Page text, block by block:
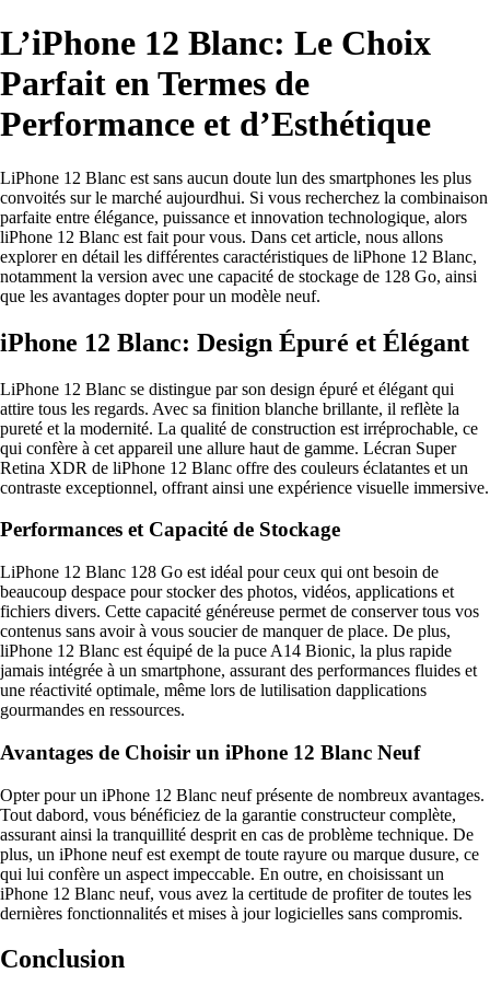
L’iPhone 12 Blanc: Le Choix
Parfait en Termes de
Performance et d’Esthétique
LiPhone 12 Blanc est sans aucun doute lun des smartphones les plus
convoités sur le marché aujourdhui. Si vous recherchez la combinaison
parfaite entre élégance, puissance et innovation technologique, alors
liPhone 12 Blanc est fait pour vous. Dans cet article, nous allons
explorer en détail les différentes caractéristiques de liPhone 12 Blanc,
notamment la version avec une capacité de stockage de 128 Go, ainsi
que les avantages dopter pour un modèle neuf.
iPhone 12 Blanc: Design Épuré et Élégant
LiPhone 12 Blanc se distingue par son design épuré et élégant qui
attire tous les regards. Avec sa finition blanche brillante, il reflète la
pureté et la modernité. La qualité de construction est irréprochable, ce
qui confère à cet appareil une allure haut de gamme. Lécran Super
Retina XDR de liPhone 12 Blanc offre des couleurs éclatantes et un
contraste exceptionnel, offrant ainsi une expérience visuelle immersive.
Performances et Capacité de Stockage
LiPhone 12 Blanc 128 Go est idéal pour ceux qui ont besoin de
beaucoup despace pour stocker des photos, vidéos, applications et
fichiers divers. Cette capacité généreuse permet de conserver tous vos
contenus sans avoir à vous soucier de manquer de place. De plus,
liPhone 12 Blanc est équipé de la puce A14 Bionic, la plus rapide
jamais intégrée à un smartphone, assurant des performances fluides et
une réactivité optimale, même lors de lutilisation dapplications
gourmandes en ressources.
Avantages de Choisir un iPhone 12 Blanc Neuf
Opter pour un iPhone 12 Blanc neuf présente de nombreux avantages.
Tout dabord, vous bénéficiez de la garantie constructeur complète,
assurant ainsi la tranquillité desprit en cas de problème technique. De
plus, un iPhone neuf est exempt de toute rayure ou marque dusure, ce
qui lui confère un aspect impeccable. En outre, en choisissant un
iPhone 12 Blanc neuf, vous avez la certitude de profiter de toutes les
dernières fonctionnalités et mises à jour logicielles sans compromis.
Conclusion